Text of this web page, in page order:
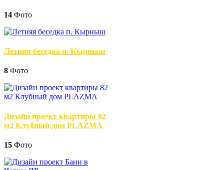
14 Фото
Летняя беседка п. Кырныш
8 Фото
Дизайн проект квартиры 82
м2 Клубный дом PLAZMA
15 Фото